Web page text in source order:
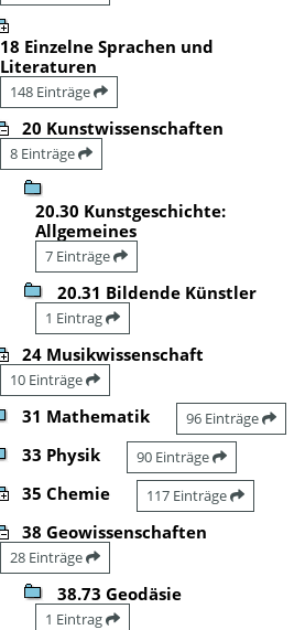
18 Einzelne Sprachen und
Literaturen
148 Einträge
20 Kunstwissenschaften
8 Einträge
20.30 Kunstgeschichte:
Allgemeines
7 Einträge
20.31 Bildende Künstler
1 Eintrag
24 Musikwissenschaft
10 Einträge
31 Mathematik 96 Einträge
33 Physik 90 Einträge
35 Chemie 117 Einträge
38 Geowissenschaften
28 Einträge
38.73 Geodäsie
1 Eintrag